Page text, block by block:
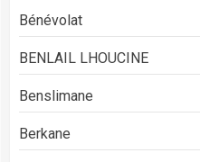
Bénévolat
BENLAIL LHOUCINE
Benslimane
Berkane